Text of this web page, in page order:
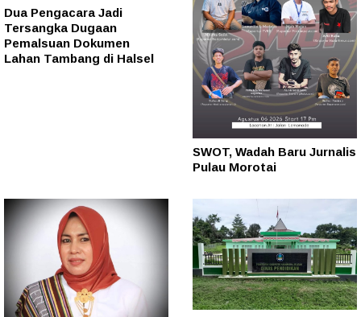
Dua Pengacara Jadi
Tersangka Dugaan
Pemalsuan Dokumen
Lahan Tambang di Halsel
SWOT, Wadah Baru Jurnalis
Pulau Morotai